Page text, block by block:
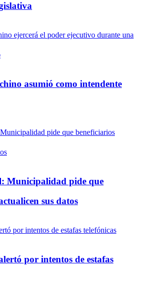
asumió como intendente
Municipalidad pide que
sus datos
por intentos de estafas